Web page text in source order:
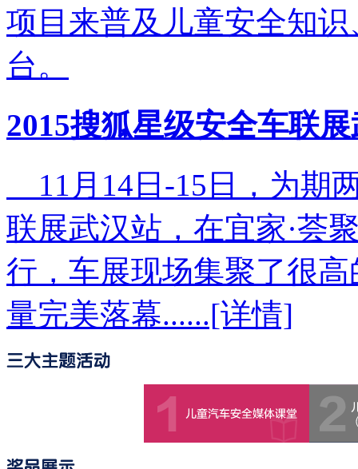
项目来普及儿童安全知
台。
2015搜狐星级安全车联
11月14日-15日，为期
联展武汉站，在宜家·荟
行，车展现场集聚了很
量完美落幕......[详情]